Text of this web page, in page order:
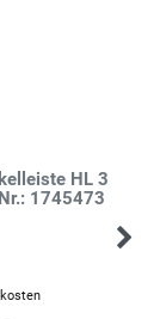
HL 3
1745473